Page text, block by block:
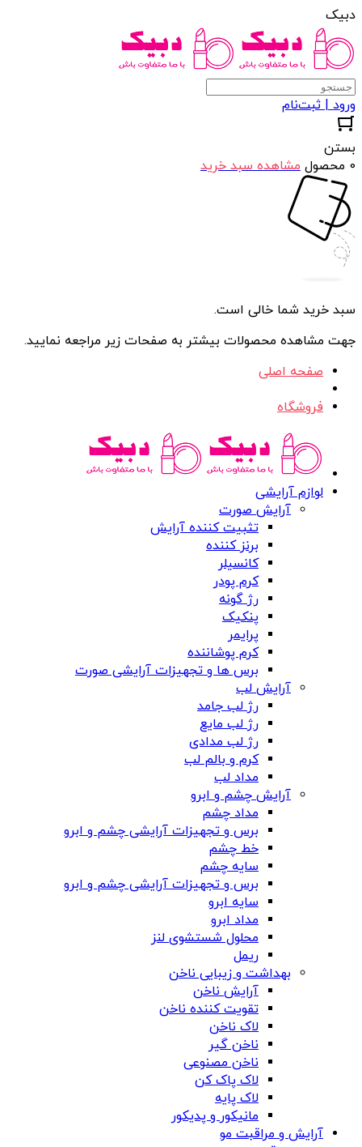
دبیک
ورود | ثبت‌نام
بستن
0 محصول
مشاهده سبد خرید
سبد خرید شما خالی است.
جهت مشاهده محصولات بیشتر به صفحات زیر مراجعه نمایید.
صفحه اصلی
فروشگاه
لوازم آرایشی
آرایش صورت
تثبیت کننده آرایش
برنز کننده
کانسیلر
کرم پودر
رژ گونه
پنکیک
پرایمر
کرم پوشاننده
برس ها و تجهیزات آرایشی صورت
آرایش لب
رژ لب جامد
رژ لب مایع
رژ لب مدادی
کرم و بالم لب
مداد لب
آرایش چشم و ابرو
مداد چشم
برس و تجهیزات آرایشی چشم و ابرو
خط چشم
سایه چشم
برس و تجهیزات آرایشی چشم و ابرو
سایه ابرو
مداد ابرو
محلول شستشوی لنز
ریمل
بهداشت و زیبایی ناخن
آرایش ناخن
تقویت کننده ناخن
لاک ناخن
ناخن گیر
ناخن مصنوعی
لاک پاک کن
لاک پایه
مانیکور و پدیکور
آرایش و مراقبت مو